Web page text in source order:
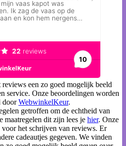
een zo goed mogelijk beeld
service. Onze beoordelingen worden
doorWebwinkelKeur.
getroffen om de echtheid van
maatregelen dit zijn lees je hier. Onze
het schrijven van reviews. Er
cadeautjes gegeven. We vinden